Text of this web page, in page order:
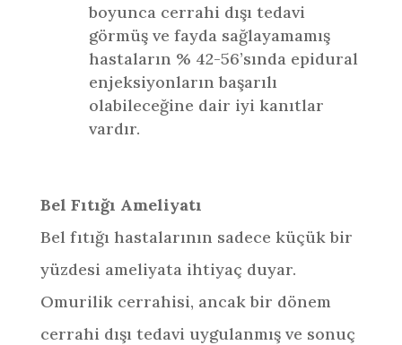
boyunca cerrahi dışı tedavi
görmüş ve fayda sağlayamamış
hastaların % 42-56’sında epidural
enjeksiyonların başarılı
olabileceğine dair iyi kanıtlar
vardır.
Bel Fıtığı Ameliyatı
Bel fıtığı hastalarının sadece küçük bir
yüzdesi ameliyata ihtiyaç duyar.
Omurilik cerrahisi, ancak bir dönem
cerrahi dışı tedavi uygulanmış ve sonuç